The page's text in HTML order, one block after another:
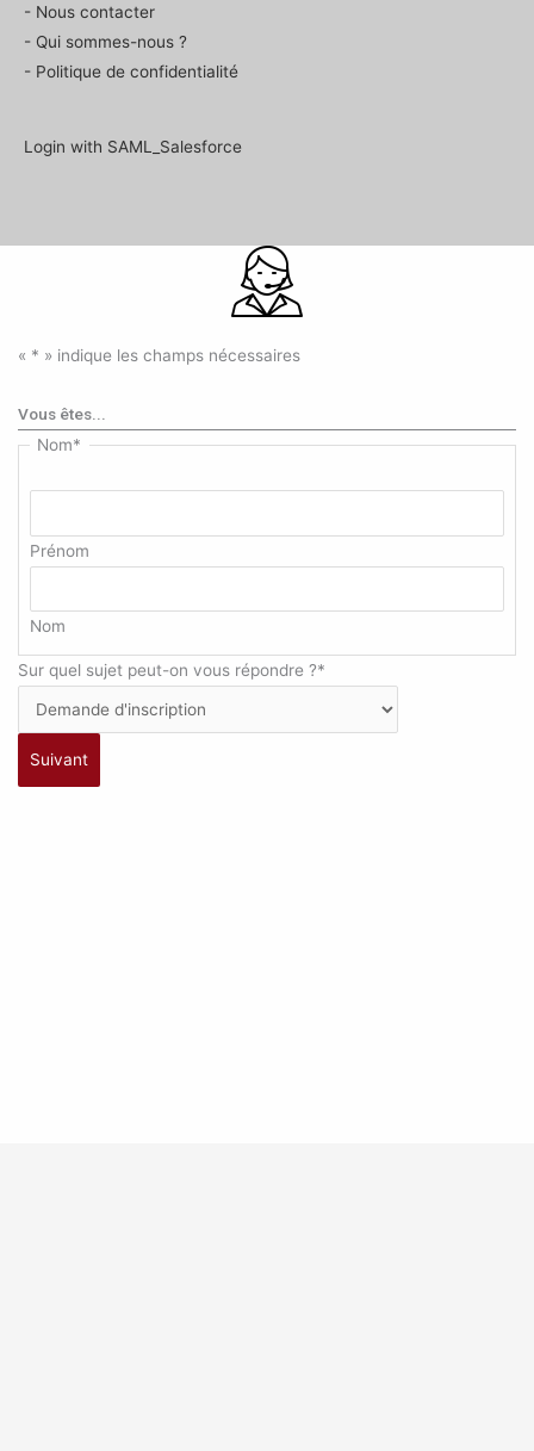
- Nous contacter
- Qui sommes-nous ?
- Politique de confidentialité
Login with SAML_Salesforce
« * » indique les champs nécessaires
Vous êtes...
Nom*
Prénom
Nom
Sur quel sujet peut-on vous répondre ?*
Suivant